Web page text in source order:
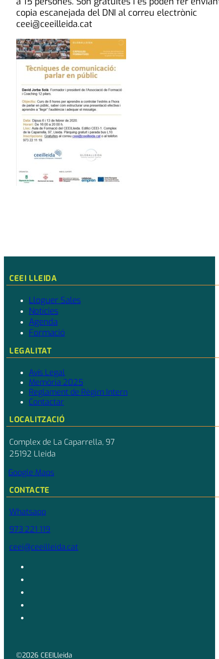
copia escanejada del DNI al correu electrònic
ceei@ceeilleida.cat
CEEI LLEIDA
Lloguer Sales
Notícies
Agenda
Formació
LEGALITAT
Avís Legal
Memòria 2025
Reglament de Règim Intern
Contactar
LOCALITZACIÓ
Complex de La Caparrella, 97
25192 Lleida
Google Maps
CONTACTE
Whatsapp
973 221 119
ceei@ceeilleida.cat
©2026 CEEILleida